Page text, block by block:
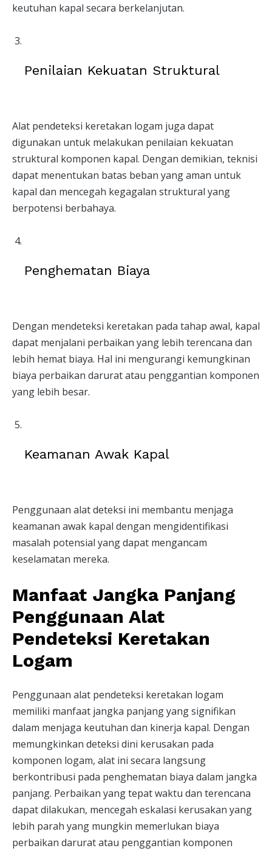
keutuhan kapal secara berkelanjutan.
Penilaian Kekuatan Struktural
Alat pendeteksi keretakan logam juga dapat
digunakan untuk melakukan penilaian kekuatan
struktural komponen kapal. Dengan demikian, teknisi
dapat menentukan batas beban yang aman untuk
kapal dan mencegah kegagalan struktural yang
berpotensi berbahaya.
Penghematan Biaya
Dengan mendeteksi keretakan pada tahap awal, kapal
dapat menjalani perbaikan yang lebih terencana dan
lebih hemat biaya. Hal ini mengurangi kemungkinan
biaya perbaikan darurat atau penggantian komponen
yang lebih besar.
Keamanan Awak Kapal
Penggunaan alat deteksi ini membantu menjaga
keamanan awak kapal dengan mengidentifikasi
masalah potensial yang dapat mengancam
keselamatan mereka.
Manfaat Jangka Panjang
Penggunaan Alat
Pendeteksi Keretakan
Logam
Penggunaan alat pendeteksi keretakan logam
memiliki manfaat jangka panjang yang signifikan
dalam menjaga keutuhan dan kinerja kapal. Dengan
memungkinkan deteksi dini kerusakan pada
komponen logam, alat ini secara langsung
berkontribusi pada penghematan biaya dalam jangka
panjang. Perbaikan yang tepat waktu dan terencana
dapat dilakukan, mencegah eskalasi kerusakan yang
lebih parah yang mungkin memerlukan biaya
perbaikan darurat atau penggantian komponen